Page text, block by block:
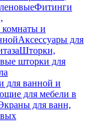
Фитинги
комнаты и
Аксессуары для
Шторки,
шторки для
для ванной и
для мебели в
для ванн,